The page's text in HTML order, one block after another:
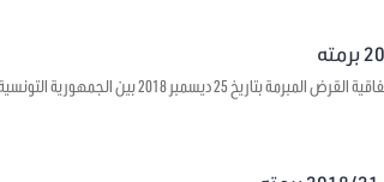
يتعلق بالموافقة على اتفاقية القرض